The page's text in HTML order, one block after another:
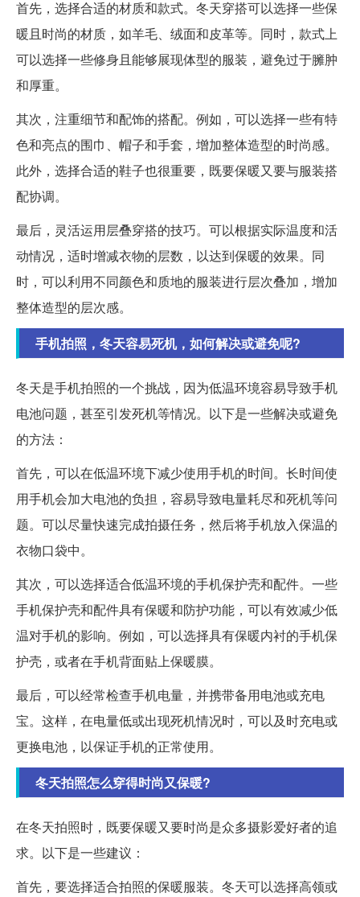
首先，选择合适的材质和款式。冬天穿搭可以选择一些保
暖且时尚的材质，如羊毛、绒面和皮革等。同时，款式上
可以选择一些修身且能够展现体型的服装，避免过于臃肿
和厚重。
其次，注重细节和配饰的搭配。例如，可以选择一些有特
色和亮点的围巾、帽子和手套，增加整体造型的时尚感。
此外，选择合适的鞋子也很重要，既要保暖又要与服装搭
配协调。
最后，灵活运用层叠穿搭的技巧。可以根据实际温度和活
动情况，适时增减衣物的层数，以达到保暖的效果。同
时，可以利用不同颜色和质地的服装进行层次叠加，增加
整体造型的层次感。
手机拍照，冬天容易死机，如何解决或避免呢?
冬天是手机拍照的一个挑战，因为低温环境容易导致手机
电池问题，甚至引发死机等情况。以下是一些解决或避免
的方法：
首先，可以在低温环境下减少使用手机的时间。长时间使
用手机会加大电池的负担，容易导致电量耗尽和死机等问
题。可以尽量快速完成拍摄任务，然后将手机放入保温的
衣物口袋中。
其次，可以选择适合低温环境的手机保护壳和配件。一些
手机保护壳和配件具有保暖和防护功能，可以有效减少低
温对手机的影响。例如，可以选择具有保暖内衬的手机保
护壳，或者在手机背面贴上保暖膜。
最后，可以经常检查手机电量，并携带备用电池或充电
宝。这样，在电量低或出现死机情况时，可以及时充电或
更换电池，以保证手机的正常使用。
冬天拍照怎么穿得时尚又保暖?
在冬天拍照时，既要保暖又要时尚是众多摄影爱好者的追
求。以下是一些建议：
首先，要选择适合拍照的保暖服装。冬天可以选择高领或